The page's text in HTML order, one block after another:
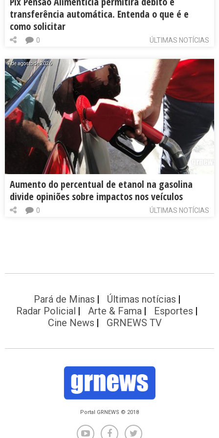
transferência automática. Entenda o que é e
como solicitar
ÚLTIMAS NOTÍCIAS
0
7 de agosto de 2026
Aumento do percentual de etanol na gasolina
divide opiniões sobre impactos nos veículos
ÚLTIMAS NOTÍCIAS
0
Pará de Minas
Últimas notícias
Radar Policial
Arte & Fama
Esportes
Cine News
GRNEWS TV
Portal GRNEWS © 2018